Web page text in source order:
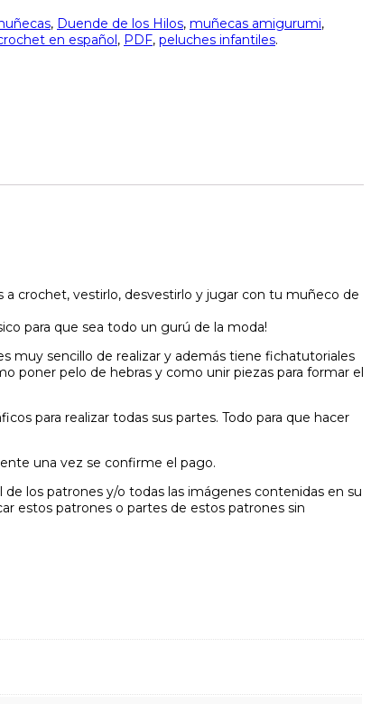
, Duende de los Hilos, muñecas amigurumi,
en español, PDF, peluches infantiles.
crochet, vestirlo, desvestirlo y jugar con tu muñeco de
para que sea todo un gurú de la moda!
muy sencillo de realizar y además tiene fichatutoriales
poner pelo de hebras y como unir piezas para formar el
para realizar todas sus partes. Todo para que hacer
una vez se confirme el pago.
los patrones y/o todas las imágenes contenidas en su
estos patrones o partes de estos patrones sin